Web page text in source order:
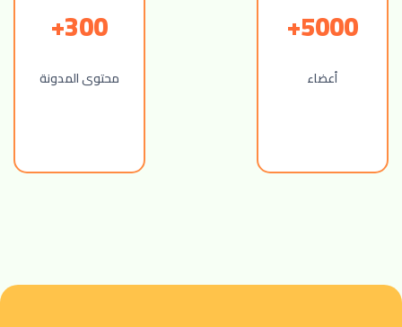
5000+
أعضاء
300+
محتوى المدونة